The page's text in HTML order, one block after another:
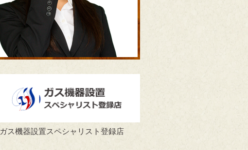
ガス機器設置スペシャリスト登録店